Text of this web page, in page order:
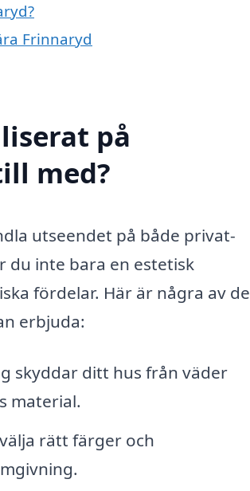
Frinnaryd
på
med?
utseendet på både privat-
du inte bara en estetisk
fördelar. Här är några av de
erbjuda:
skyddar ditt hus från väder
material.
rätt färger och